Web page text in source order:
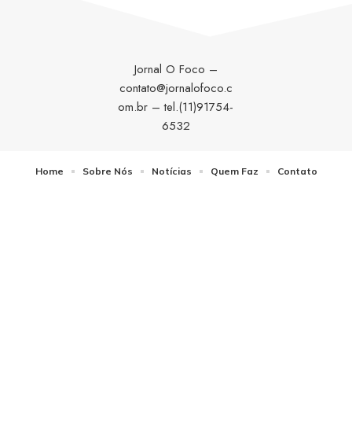
Jornal O Foco –
contato@jornalofoco.c
om.br – tel.(11)91754-
6532
Home Sobre Nós Notícias Quem Faz Contato